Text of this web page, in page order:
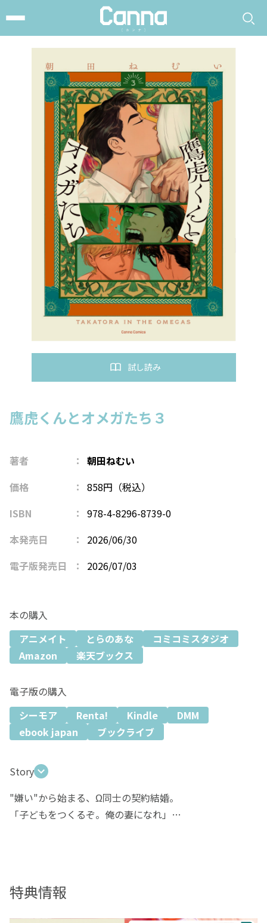
試し読み
鷹虎くんとオメガたち３
著者
朝田ねむい
価格
858円（税込）
ISBN
978-4-8296-8739-0
本発売日
2026/06/30
電子版発売日
2026/07/03
本の購入
アニメイト
とらのあな
コミコミスタジオ
Amazon
楽天ブックス
電子版の購入
シーモア
Renta! Kindle
DMM
ebook japan
ブックライブ
Story
"嫌い"から始まる、Ω同士の契約結婚。
「子どもをつくるぞ。俺の妻になれ」
間――熊獅子鷹虎。
特典情報